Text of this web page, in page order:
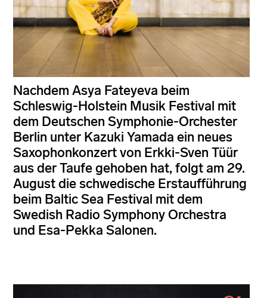
Nachdem Asya Fateyeva beim
Schleswig-Holstein Musik Festival mit
dem Deutschen Symphonie-Orchester
Berlin unter Kazuki Yamada ein neues
Saxophonkonzert von Erkki-Sven Tüür
aus der Taufe gehoben hat, folgt am 29.
August die schwedische Erstaufführung
beim Baltic Sea Festival mit dem
Swedish Radio Symphony Orchestra
und Esa-Pekka Salonen.